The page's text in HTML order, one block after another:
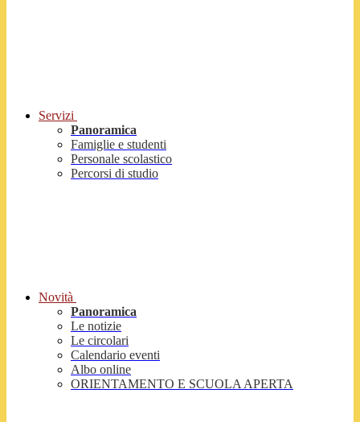
Servizi
Panoramica
Famiglie e studenti
Personale scolastico
Percorsi di studio
Novità
Panoramica
Le notizie
Le circolari
Calendario eventi
Albo online
ORIENTAMENTO E SCUOLA APERTA